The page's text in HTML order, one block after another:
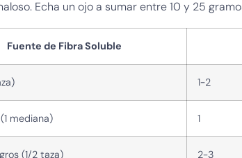
Echa un ojo a sumar entre 10 y 25
Fuente de Fibra Soluble
1-2
mediana) 1
(1/2 taza) 2-3